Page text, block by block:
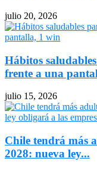
julio 20, 2026
Hábitos
frente a una
julio 15, 2026
Chile tendrá más
2028: nueva ley...